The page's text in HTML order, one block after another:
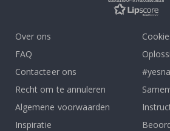
Over ons
FAQ
Contacteer ons
Recht om te annuleren
Algemene voorwaarden
Inspiratie